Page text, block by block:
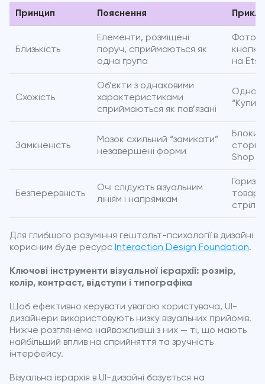
Принцип Пояснення
Близькість
Елементи, розміщені
поруч, сприймаються як
одна група
Фото
кнопка
на Etsy
Схожість
Об’єкти з однаковими
характеристиками
сприймаються як пов’язані
Замкненість
Мозок схильний “замикати”
незавершені форми
Блоки
Shop
Безперервність
Очі слідують візуальним
лініям і напрямкам
Для глибшого розуміння гештальт-психології в дизайні
корисним буде ресурс Interaction Design Foundation.
Ключові інструменти візуальної ієрархії: розмір,
колір, контраст, відступи і типографіка
Щоб ефективно керувати увагою користувача, UI-
дизайнери використовують низку візуальних прийомів.
Нижче розглянемо найважливіші з них — ті, що мають
найбільший вплив на сприйняття та зручність
інтерфейсу.
Візуальна ієрархія в UI-дизайні базується на